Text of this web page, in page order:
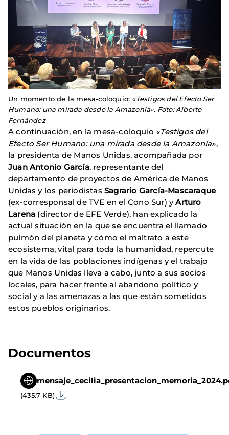
Un momento de la mesa-coloquio: «Testigos del Efecto Ser
Humano: una mirada desde la Amazonía». Foto: Alberto
Fernández
A continuación, en la mesa-coloquio «Testigos del
Efecto Ser Humano: una mirada desde la Amazonía»,
la presidenta de Manos Unidas, acompañada por
Juan Antonio García, representante del
departamento de proyectos de América de Manos
Unidas y los periodistas Sagrario García-Mascaraque
(ex-corresponsal de TVE en el Cono Sur) yArturo
Larena (director de EFE Verde), han explicado la
actual situación en la que se encuentra el llamado
pulmón del planeta y cómo el maltrato a este
ecosistema, vital para toda la humanidad, repercute
en la vida de las poblaciones indígenas y el trabajo
que Manos Unidas lleva a cabo, junto a sus socios
locales, para hacer frente al abandono político y
social y a las amenazas a las que están sometidos
estos pueblos originarios.
Documentos
(435.7 KB)